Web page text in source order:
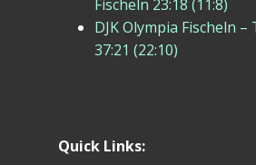
Fischeln 23:18 (11:8)
DJK Olympia Fischeln
37:21 (22:10)
Quick Links: